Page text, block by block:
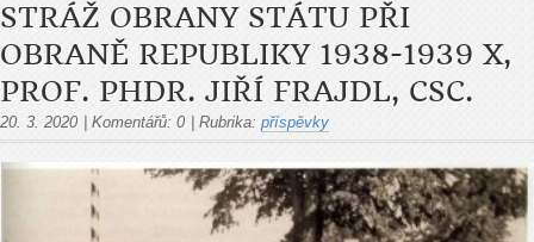
STRÁŽ OBRANY STÁTU PŘI
OBRANĚ REPUBLIKY 1938-1939 X,
PROF. PHDR. JIŘÍ FRAJDL, CSC.
20. 3. 2020 Komentářů: 0 Rubrika: příspěvky